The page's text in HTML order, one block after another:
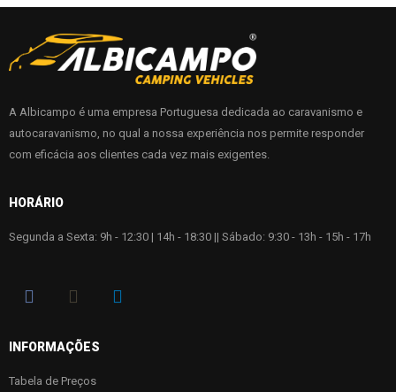
A Albicampo é uma empresa Portuguesa dedicada ao caravanismo e
autocaravanismo, no qual a nossa experiência nos permite responder
com eficácia aos clientes cada vez mais exigentes.
HORÁRIO
Segunda a Sexta: 9h - 12:30 | 14h - 18:30 || Sábado: 9:30 - 13h - 15h - 17h
INFORMAÇÕES
Tabela de Preços